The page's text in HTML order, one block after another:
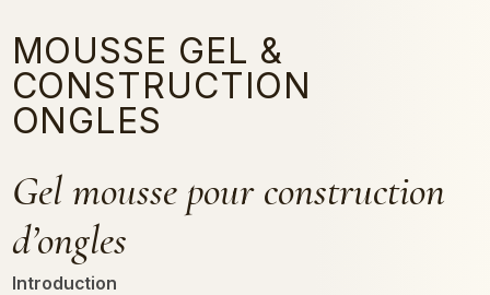
MOUSSE GEL &
CONSTRUCTION
ONGLES
Gel mousse pour construction
d’ongles
Introduction